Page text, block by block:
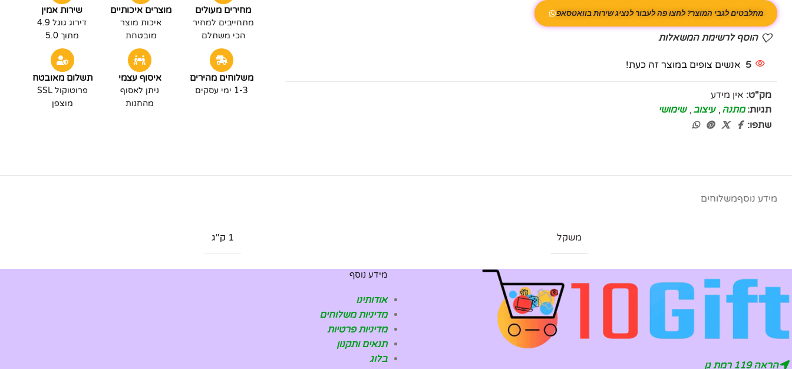
מחירים מעולים
מתחייבים למחיר
הכי משתלם
מוצרים איכותיים
איכות מוצר
מובטחת
שירות אמין
דירוג גוגל 4.9
מתוך 5.0
משלוחים מהירים
1-3 ימי עסקים
איסוף עצמי
ניתן לאסוף
מהחנות
תשלום מאובטח
פרוטוקול SSL
מוצפן
מתלבטים לגבי המוצר? לחצו פה לעבור לנציג שירות בוואטסאפ
הוסף לרשימת המשאלות
5 אנשים צופים במוצר זה כעת!
מק"ט: אין מידע
תגיות: מתנה , עיצוב , שימושי
שתפו:
מידע נוסףמשלוחים
משקל 1 ק"ג
הראה 119 רמת גן
מידע נוסף
אודותינו
מדיניות משלוחים
מדיניות פרטיות
תנאים ותקנון
בלוג